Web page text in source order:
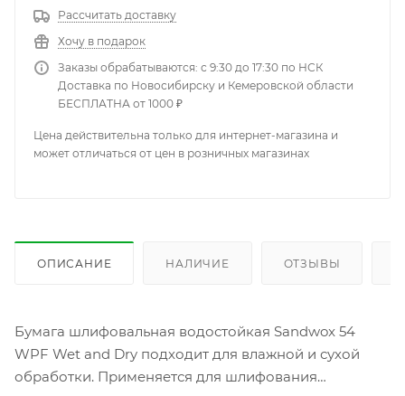
Рассчитать доставку
Хочу в подарок
Заказы обрабатываются: с 9:30 до 17:30 по НСК
Доставка по Новосибирску и Кемеровской области
БЕСПЛАТНА от 1000 ₽
Цена действительна только для интернет-магазина и
может отличаться от цен в розничных магазинах
ОПИСАНИЕ НАЛИЧИЕ ОТЗЫВЫ
Бумага шлифовальная водостойкая Sandwox 54
WPF Wet and Dry подходит для влажной и сухой
обработки. Применяется для шлифования